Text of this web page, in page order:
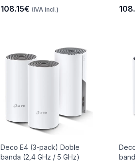
108.15€ (IVA incl.)
Deco E4 (3-pack) Doble
banda (2,4 GHz / 5 GHz)